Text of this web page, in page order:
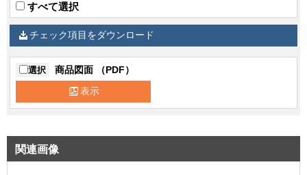
すべて選択
チェック項目をダウンロード
選択 商品図面 （PDF）
表示
関連画像